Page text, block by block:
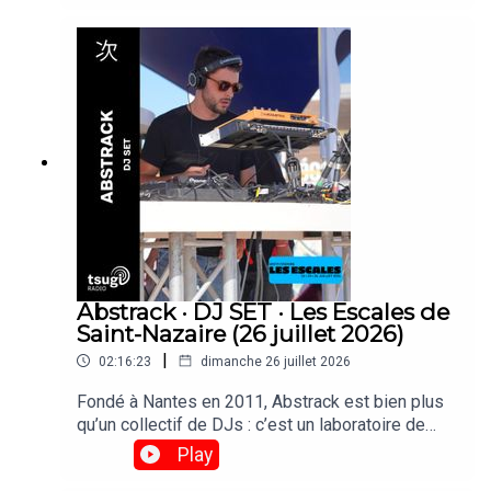
d’affiche, Ultrabruma, duo composé de Brenda &
María Manuela, originaire de Colombie, on fait
leurs toute première apparition à Paris et sont
passées faire un set derrière les platines de
Tsugi Radio.
Abstrack · DJ SET · Les Escales de
Saint-Nazaire (26 juillet 2026)
02:16:23 | dimanche 26 juillet 2026
Fondé à Nantes en 2011, Abstrack est bien plus
qu’un collectif de DJs : c’est un laboratoire de
création qui explore la fête comme une œuvre
d’art totale. Musique, scénographie et graphisme
Play